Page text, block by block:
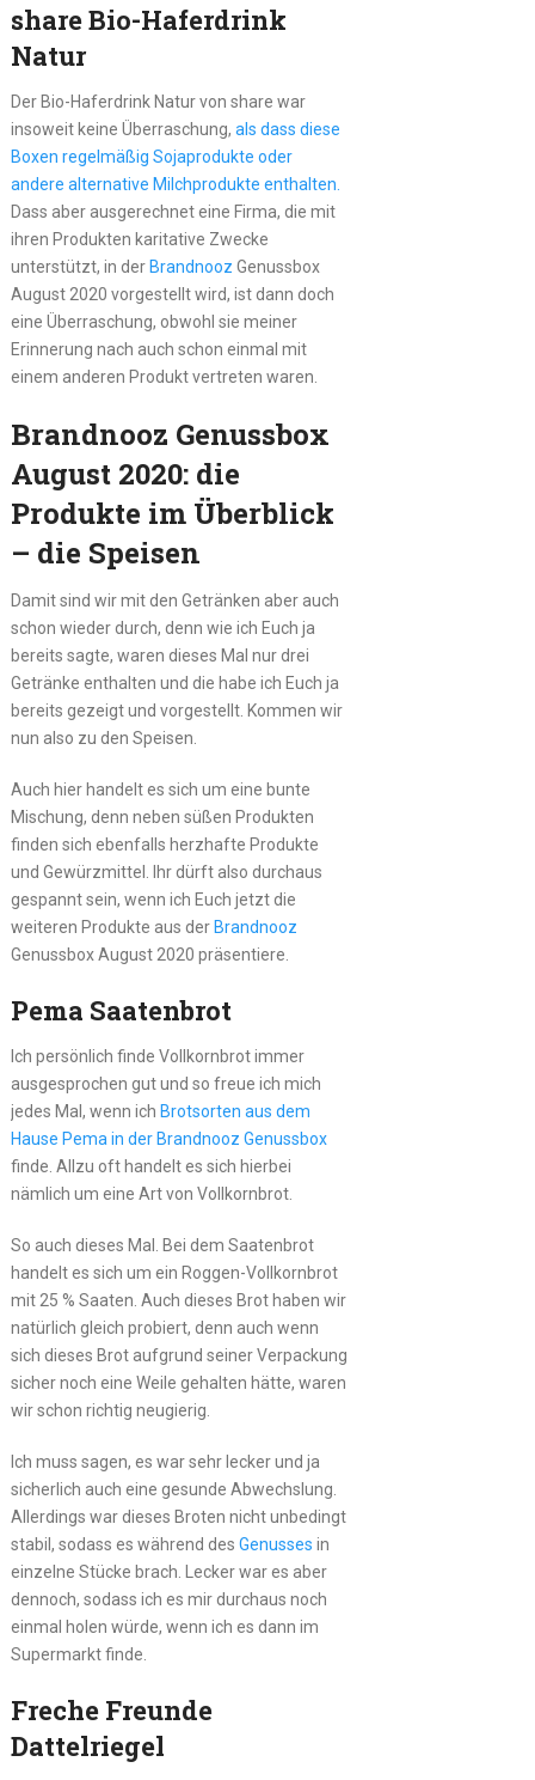
share Bio-Haferdrink
Natur
Der Bio-Haferdrink Natur von share war
insoweit keine Überraschung, als dass diese
Boxen regelmäßig Sojaprodukte oder
andere alternative Milchprodukte enthalten.
Dass aber ausgerechnet eine Firma, die mit
ihren Produkten karitative Zwecke
unterstützt, in derBrandnooz Genussbox
August 2020 vorgestellt wird, ist dann doch
eine Überraschung, obwohl sie meiner
Erinnerung nach auch schon einmal mit
einem anderen Produkt vertreten waren.
Brandnooz Genussbox
August 2020: die
Produkte im Überblick
– die Speisen
Damit sind wir mit den Getränken aber auch
schon wieder durch, denn wie ich Euch ja
bereits sagte, waren dieses Mal nur drei
Getränke enthalten und die habe ich Euch ja
bereits gezeigt und vorgestellt. Kommen wir
nun also zu den Speisen.
Auch hier handelt es sich um eine bunte
Mischung, denn neben süßen Produkten
finden sich ebenfalls herzhafte Produkte
und Gewürzmittel. Ihr dürft also durchaus
gespannt sein, wenn ich Euch jetzt die
weiteren Produkte aus derBrandnooz
Genussbox August 2020 präsentiere.
Pema Saatenbrot
Ich persönlich finde Vollkornbrot immer
ausgesprochen gut und so freue ich mich
jedes Mal, wenn ich Brotsorten aus dem
Hause Pema in der Brandnooz Genussbox
finde. Allzu oft handelt es sich hierbei
nämlich um eine Art von Vollkornbrot.
So auch dieses Mal. Bei dem Saatenbrot
handelt es sich um ein Roggen-Vollkornbrot
mit 25 % Saaten. Auch dieses Brot haben wir
natürlich gleich probiert, denn auch wenn
sich dieses Brot aufgrund seiner Verpackung
sicher noch eine Weile gehalten hätte, waren
wir schon richtig neugierig.
Ich muss sagen, es war sehr lecker und ja
sicherlich auch eine gesunde Abwechslung.
Allerdings war dieses Broten nicht unbedingt
stabil, sodass es während des Genusses in
einzelne Stücke brach. Lecker war es aber
dennoch, sodass ich es mir durchaus noch
einmal holen würde, wenn ich es dann im
Supermarkt finde.
Freche Freunde
Dattelriegel